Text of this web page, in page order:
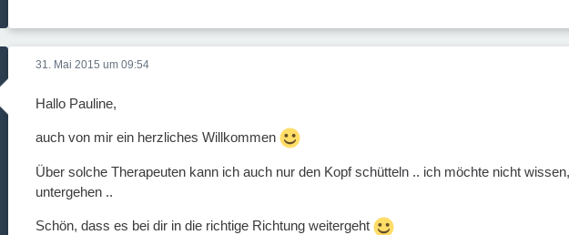
31. Mai 2015 um 09:54
Hallo Pauline,
auch von mir ein herzliches Willkommen
Über solche Therapeuten kann ich auch nur den Kopf schütteln .. ich möchte nicht
untergehen ..
Schön, dass es bei dir in die richtige Richtung weitergeht